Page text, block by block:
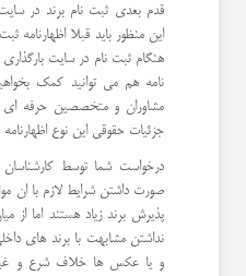
قدم بعدی ثبت نام برند در
این منظور باید قبلا اظهارنامه
هنگام ثبت نام در سایت بارگذاری
نامه هم می توانید کمک
مشاوران و متخصصین حرفه ای
جزئیات حقوقی این نوع
درخواست شما توسط
صورت داشتن شرایط لازم با ان
پذیرش برند زیاد هستند اما از
نداشتن مشابهت با برند های
و یا عکس ها خلاف شرع و غیر